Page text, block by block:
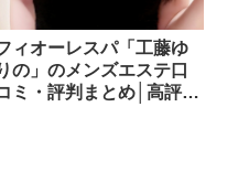
ィオーレスパ「工藤ゆ
の」のメンズエステ口
ミ・評判まとめ│高評価